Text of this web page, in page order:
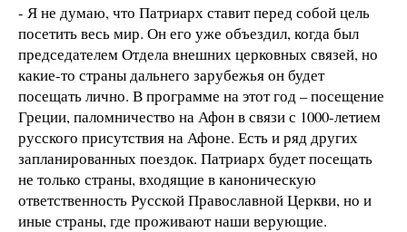
- Я не думаю, что Патриарх ставит перед собой цель
посетить весь мир. Он его уже объездил, когда был
председателем Отдела внешних церковных связей, но
какие-то страны дальнего зарубежья он будет
посещать лично. В программе на этот год – посещение
Греции, паломничество на Афон в связи с 1000-летием
русского присутствия на Афоне. Есть и ряд других
запланированных поездок. Патриарх будет посещать
не только страны, входящие в каноническую
ответственность Русской Православной Церкви, но и
иные страны, где проживают наши верующие.